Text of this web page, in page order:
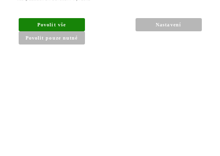
INFORMACE PRO KUPUJÍCÍ
Obchodní podmínky
Povolit vše
Povolit pouze nutné
Nastavení